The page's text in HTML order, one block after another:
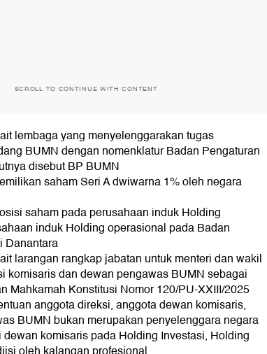
SCROLL TO CONTINUE WITH CONTENT
lembaga yang menyelenggarakan tugas
BUMN dengan nomenklatur Badan Pengaturan
disebut BP BUMN
saham Seri A dwiwarna 1% oleh negara
saham pada perusahaan induk Holding
induk Holding operasional pada Badan
Danantara
larangan rangkap jabatan untuk menteri dan wakil
komisaris dan dewan pengawas BUMN sebagai
Mahkamah Konstitusi Nomor 120/PU-XXIII/2025
anggota direksi, anggota dewan komisaris,
BUMN bukan merupakan penyelenggara negara
komisaris pada Holding Investasi, Holding